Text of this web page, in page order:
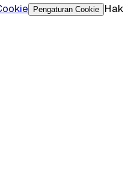
Pengaturan Cookie
Hak